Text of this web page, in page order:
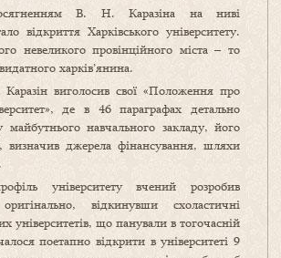
В. Н. Каразіна на ниві
відкриття Харківського університету.
невеликого провінційного міста – то
харків’янина.
виголосив свої «Положення про
де в 46 параграфах детально
майбутнього навчального закладу, його
визначив джерела фінансування, шляхи
університету вчений розробив
відкинувши схоластичні
університетів, що панували в тогочасній
поетапно відкрити в університеті 9